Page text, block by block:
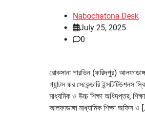
Nabochatona Desk
July 25, 2025
0
রোকসানা পারভিন (ফরিদপুর)
গ্যান্টস ফর সেকেন্ডারি ইন্সটিটিউশনস
মাধ্যমিক ও উচ্চ শিক্ষা অধিদপ্তর,
আলফাডাঙ্গা মাধ্যামিক শিক্ষা অফিস ও